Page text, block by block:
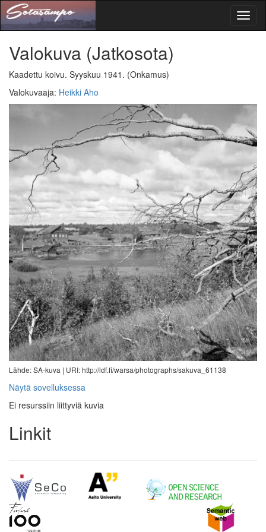
Valokuva (Jatkosota)
Kaadettu koivu. Syyskuu 1941. (Onkamus)
Valokuvaaja: Heikki Aho
Lähde: SA-kuva | URI: http://ldf.fi/warsa/photographs/sakuva_61138
Näytä sovelluksessa
Ei resurssiin liittyviä kuvia
Linkit